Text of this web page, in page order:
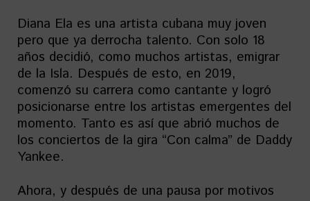
Diana Ela es una artista cubana muy joven
pero que ya derrocha talento. Con solo 18
años decidió, como muchos artistas, emigrar
de la Isla. Después de esto, en 2019,
comenzó su carrera como cantante y logró
posicionarse entre los artistas emergentes del
momento. Tanto es así que abrió muchos de
los conciertos de la gira “Con calma” de Daddy
Yankee.
Ahora, y después de una pausa por motivos